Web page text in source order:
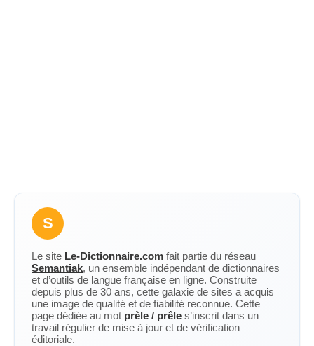
S
Le site Le-Dictionnaire.com fait partie du réseau
Semantiak, un ensemble indépendant de dictionnaires
et d’outils de langue française en ligne. Construite
depuis plus de 30 ans, cette galaxie de sites a acquis
une image de qualité et de fiabilité reconnue. Cette
page dédiée au mot prèle / prêle s’inscrit dans un
travail régulier de mise à jour et de vérification
éditoriale.